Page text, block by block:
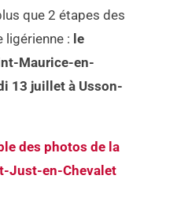
que 2 étapes des
ligérienne : le
Maurice-en-
13 juillet à Usson-
des photos de la
Just-en-Chevalet